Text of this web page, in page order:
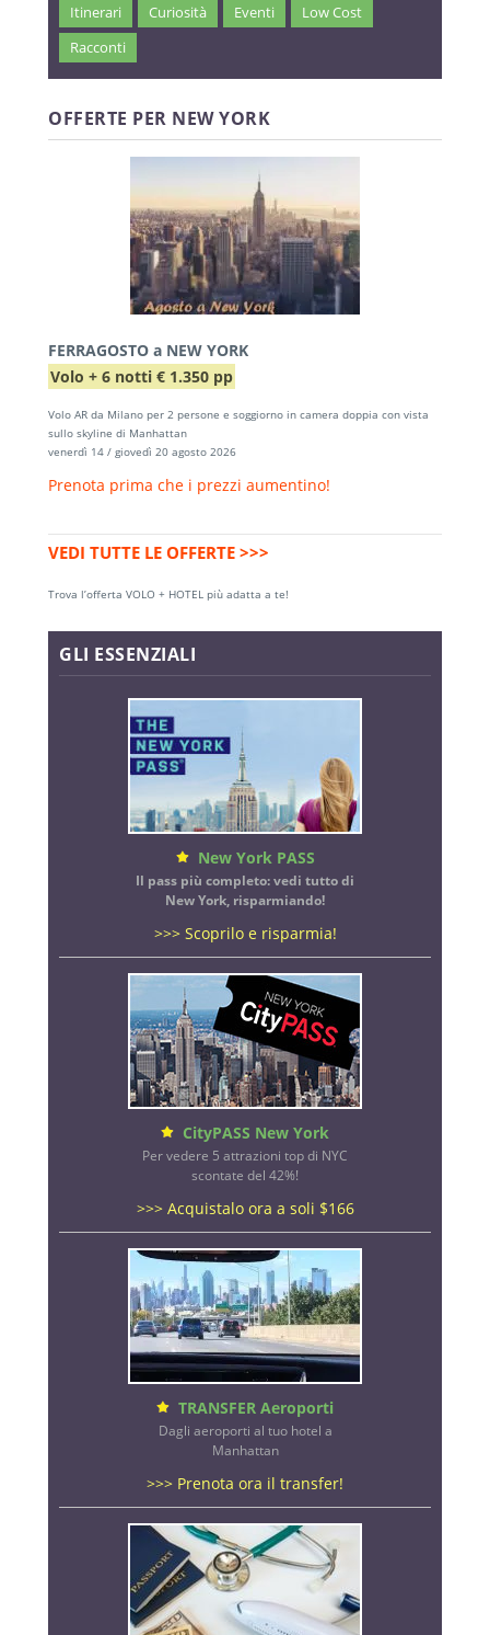
Itinerari Curiosità Eventi
Low Cost
Racconti
OFFERTE PER NEW YORK
FERRAGOSTO a NEW YORK
Volo + 6 notti € 1.350 pp
Volo AR da Milano per 2 persone e soggiorno in camera doppia con vista
sullo skyline di Manhattan
venerdì 14 / giovedì 20 agosto 2026
Prenota prima che i prezzi aumentino!
VEDI TUTTE LE OFFERTE >>>
Trova l’offerta VOLO + HOTEL più adatta a te!
GLI ESSENZIALI
New York PASS
Il pass più completo: vedi tutto di
New York, risparmiando!
>>> Scoprilo e risparmia!
CityPASS New York
Per vedere 5 attrazioni top di NYC
scontate del 42%!
>>> Acquistalo ora a soli $166
TRANSFER Aeroporti
Dagli aeroporti al tuo hotel a
Manhattan
>>> Prenota ora il transfer!